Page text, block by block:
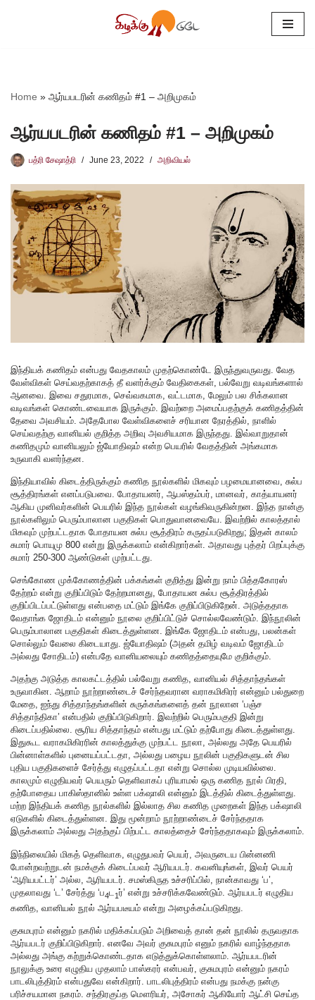
Home » ஆர்யபடரின் கணிதம் #1 – அறிமுகம்
ஆர்யபடரின் கணிதம் #1 – அறிமுகம்
பத்ரி சேஷாத்ரி June 23, 2022 அறிவியல்
இந்தியக் கணிதம் என்பது வேதகாலம் முதற்கொண்டே இருந்துவருவது. வேத
வேள்விகள் செய்வதற்காகத் தீ வளர்க்கும் வேதிகைகள், பல்வேறு வடிவங்களால்
ஆனவை. இவை சதுரமாக, செவ்வகமாக, வட்டமாக, மேலும் பல சிக்கலான
வடிவங்கள் கொண்டவையாக இருக்கும். இவற்றை அமைப்பதற்குக் கணிதத்தின்
தேவை அவசியம். அதேபோல வேள்விகளைச் சரியான நேரத்தில், நாளில்
செய்வதற்கு வானியல் குறித்த அறிவு அவசியமாக இருந்தது. இவ்வாறுதான்
கணிதமும் வானியலும் ஜ்யோதிஷம் என்ற பெயரில் வேதத்தின் அங்கமாக
உருவாகி வளர்ந்தன.
இந்தியாவில் கிடைத்திருக்கும் கணித நூல்களில் மிகவும் பழமையானவை, சுல்ப
சூத்திரங்கள் எனப்படுபவை. போதாயனர், ஆபஸ்தம்பர், மானவர், காத்யாயனர்
ஆகிய முனிவர்களின் பெயரில் இந்த நூல்கள் வழங்கிவருகின்றன. இந்த நான்கு
நூல்களிலும் பெரும்பாலான பகுதிகள் பொதுவானவையே. இவற்றில் காலத்தால்
மிகவும் முற்பட்டதாக போதாயன சுல்ப சூத்திரம் கருதப்படுகிறது; இதன் காலம்
சுமார் பொயுமு 800 என்று இருக்கலாம் என்கிறார்கள். அதாவது புத்தர் பிறப்புக்கு
சுமார் 250-300 ஆண்டுகள் முற்பட்டது.
செங்கோண முக்கோணத்தின் பக்கங்கள் குறித்து இன்று நாம் பித்தகோரஸ்
தேற்றம் என்று குறிப்பிடும் தேற்றமானது, போதாயன சுல்ப சூத்திரத்தில்
குறிப்பிடப்பட்டுள்ளது என்பதை மட்டும் இங்கே குறிப்பிடுகிறேன். அடுத்ததாக
வேதாங்க ஜோதிடம் என்னும் நூலை குறிப்பிட்டுச் சொல்லவேண்டும். இந்நூலின்
பெரும்பாலான பகுதிகள் கிடைத்துள்ளன. இங்கே ஜோதிடம் என்பது, பலன்கள்
சொல்லும் வேலை கிடையாது. ஜ்யோதிஷம் (அதன் தமிழ் வடிவம் ஜோதிடம்
அல்லது சோதிடம்) என்பதே வானியலையும் கணிதத்தையுமே குறிக்கும்.
அதற்கு அடுத்த காலகட்டத்தில் பல்வேறு கணித, வானியல் சித்தாந்தங்கள்
உருவாகின. ஆறாம் நூற்றாண்டைச் சேர்ந்தவரான வராகமிகிரர் என்னும் பல்துறை
மேதை, ஐந்து சித்தாந்தங்களின் சுருக்கங்களைத் தன் நூலான ‘பஞ்ச
சித்தாந்திகா’ என்பதில் குறிப்பிடுகிறார். இவற்றில் பெரும்பகுதி இன்று
கிடைப்பதில்லை. சூரிய சித்தாந்தம் என்பது மட்டும் தற்போது கிடைத்துள்ளது.
இதுகூட வராகமிகிரரின் காலத்துக்கு முற்பட்ட நூலா, அல்லது அதே பெயரில்
பின்னாள்களில் புனையப்பட்டதா, அல்லது பழைய நூலின் பகுதிகளுடன் சில
புதிய பகுதிகளைச் சேர்த்து எழுதப்பட்டதா என்று சொல்ல முடியவில்லை.
காலமும் எழுதியவர் பெயரும் தெளிவாகப் புரியாமல் ஒரு கணித நூல் பிரதி,
தற்போதைய பாகிஸ்தானில் உள்ள பக்‌ஷாலி என்னும் இடத்தில் கிடைத்துள்ளது.
மற்ற இந்தியக் கணித நூல்களில் இல்லாத சில கணித முறைகள் இந்த பக்‌ஷாலி
ஏடுகளில் கிடைத்துள்ளன. இது மூன்றாம் நூற்றாண்டைச் சேர்ந்ததாக
இருக்கலாம் அல்லது அதற்குப் பிற்பட்ட காலத்தைச் சேர்ந்ததாகவும் இருக்கலாம்.
இந்நிலையில் மிகத் தெளிவாக, எழுதுபவர் பெயர், அவருடைய பின்னணி
போன்றவற்றுடன் நமக்குக் கிடைப்பவர் ஆரியபடர். கவனியுங்கள், இவர் பெயர்
‘ஆரியபட்டர்’ அல்ல, ஆரியபடர். சமஸ்கிருத உச்சரிப்பில், நான்காவது ‘ப’,
முதலாவது ‘ட’ சேர்த்து ‘ப4ட 1ர்’ என்று உச்சரிக்கவேண்டும். ஆர்யபடர் எழுதிய
கணித, வானியல் நூல் ஆர்யபடீயம் என்று அழைக்கப்படுகிறது.
குசுமபுரம் என்னும் நகரில் மதிக்கப்படும் அறிவைத் தான் தன் நூலில் தருவதாக
ஆர்யபடர் குறிப்பிடுகிறார். எனவே அவர் குசுமபுரம் எனும் நகரில் வாழ்ந்ததாக
அல்லது அங்கு கற்றுக்கொண்டதாக எடுத்துக்கொள்ளலாம். ஆர்யபடரின்
நூலுக்கு உரை எழுதிய முதலாம் பாஸ்கரர் என்பவர், குசுமபுரம் என்னும் நகரம்
பாடலிபுத்திரம் என்பதுவே என்கிறார். பாடலிபுத்திரம் என்பது நமக்கு நன்கு
பரிச்சயமான நகரம். சந்திரகுப்த மௌரியர், அசோகர் ஆகியோர் ஆட்சி செய்த